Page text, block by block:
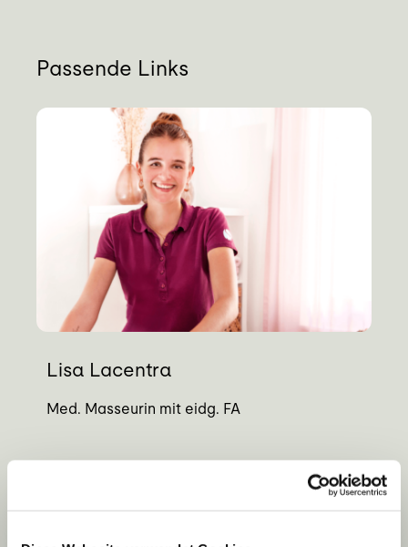
Kontakt
Termin buchen
Passende Links
Lisa Lacentra
Med. Masseurin mit eidg. FA